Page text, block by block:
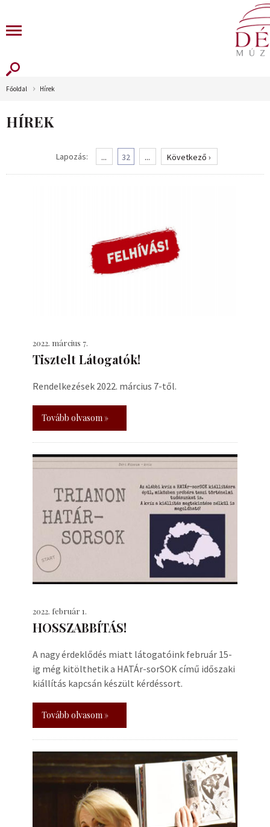
Főoldal Hírek
HÍREK
Lapozás: ... 32 ... Következő ›
2022. március 7.
Tisztelt Látogatók!
Rendelkezések 2022. március 7-től.
Tovább olvasom »
2022. február 1.
HOSSZABBÍTÁS!
A nagy érdeklődés miatt látogatóink február 15-
ig még kitölthetik a HATÁr-sorSOK című időszaki
kiállítás kapcsán készült kérdéssort.
Tovább olvasom »